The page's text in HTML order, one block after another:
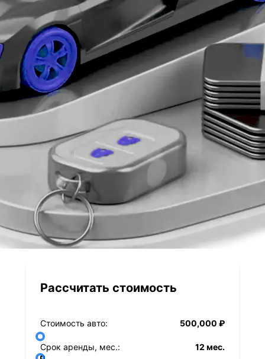
Рассчитать стоимость
Стоимость авто: 500,000 ₽
Срок аренды, мес.: 12 мес.